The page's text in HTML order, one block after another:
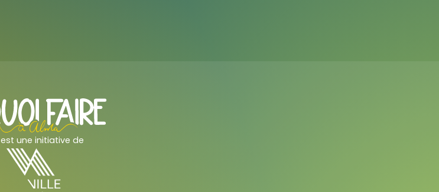
est une initiative de